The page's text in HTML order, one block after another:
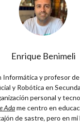
Enrique Benimeli
Informática y profesor de
y Robótica en
personal y
Adame centro en
de sastre, pero en